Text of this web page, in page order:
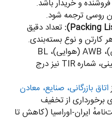
و خریدار باشد.
روسی ترجمه شود.
تعداد دقیق
کارتن و نوع بسته‌بندی.
CMR (زمینی)، AWB (هوایی)، BL
(دریایی). در حمل زمینی، شماره TIR نیز درج
اتاق بازرگانی، صنایع، معادن
برخورداری از تخفیف
ایران-اوراسیا (کاهش تا